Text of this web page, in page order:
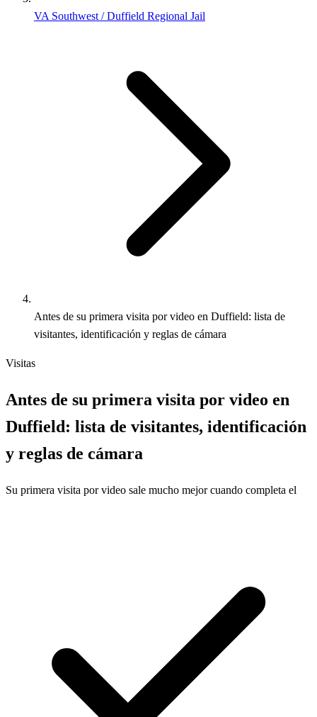
VA Southwest / Duffield Regional Jail
Antes de su primera visita por video en Duffield: lista de
visitantes, identificación y reglas de cámara
Visitas
Antes de su primera visita por video en
Duffield: lista de visitantes, identificación
y reglas de cámara
Su primera visita por video sale mucho mejor cuando completa el